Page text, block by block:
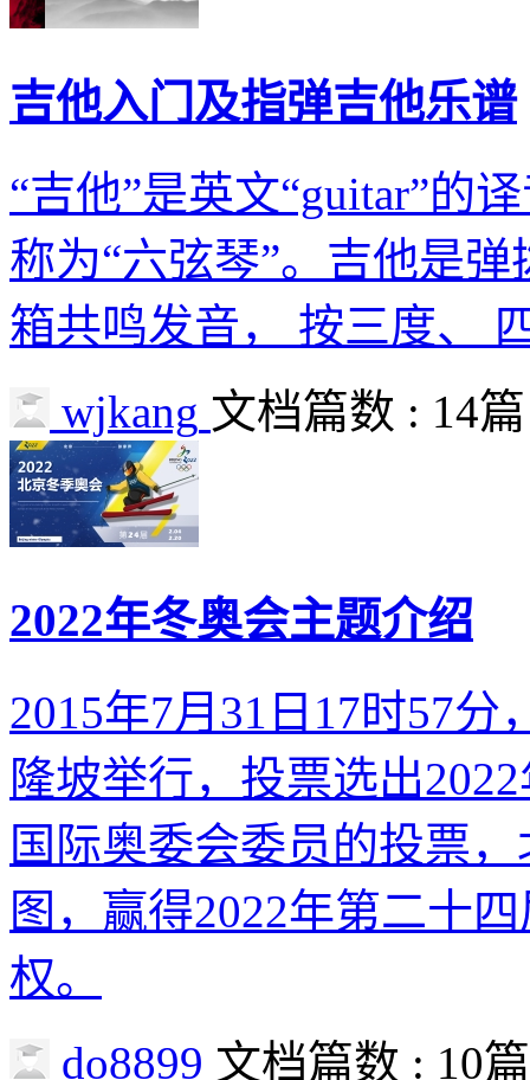
吉他入门及指弹吉他乐谱
“吉他”是英文“guitar”的
称为“六弦琴”。吉他是
箱共鸣发音， 按三度、
wjkang 文档篇数 : 14篇
2022年冬奥会主题介绍
2015年7月31日17时57
隆坡举行，投票选出
国际奥委会委员的投票
图，赢得2022年第二十
权。
do8899 文档篇数 : 10篇